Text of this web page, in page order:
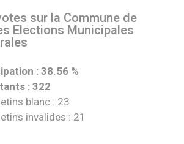
sur la Commune de
Elections Municipales
: 38.56 %
: 322
blanc : 23
invalides : 21